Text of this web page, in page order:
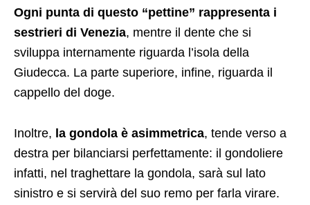
Ogni punta di questo “pettine” rappresenta i
sestrieri di Venezia, mentre il dente che si
sviluppa internamente riguarda l’isola della
Giudecca. La parte superiore, infine, riguarda il
cappello del doge.
Inoltre, la gondola è asimmetrica, tende verso a
destra per bilanciarsi perfettamente: il gondoliere
infatti, nel traghettare la gondola, sarà sul lato
sinistro e si servirà del suo remo per farla virare.